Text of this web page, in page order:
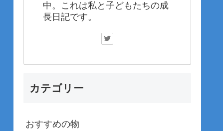
中。これは私と子どもたちの成
長日記です。
カテゴリー
おすすめの物